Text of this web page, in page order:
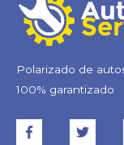
Polarizado de
100% garantizado